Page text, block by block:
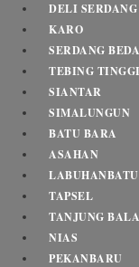
DELI SERDANG
KARO
SERDANG
TEBING TINGGI
SIANTAR
SIMALUNGUN
BATU BARA
ASAHAN
LABUHANBATU
TAPSEL
TANJUNG
NIAS
PEKANBARU